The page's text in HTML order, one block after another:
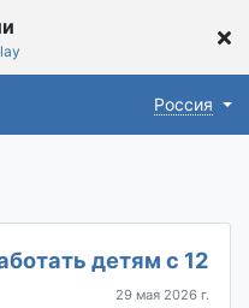
Россия
детям с 12
29 мая 2026 г.